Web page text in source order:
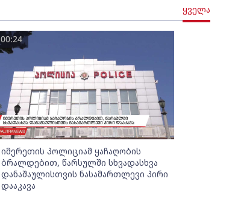
ყველა
იმერეთის პოლიციამ ყაჩაღობის
ბრალდებით, წარსულში სხვადასხვა
დანაშაულისთვის ნასამართლევი პირი
დააკავა
00:24